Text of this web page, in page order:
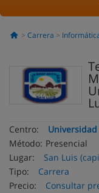
Carrera
Centro:
Método: Presencial
Lugar:
San Luis
Tipo:
Carrera
Precio:
Consultar